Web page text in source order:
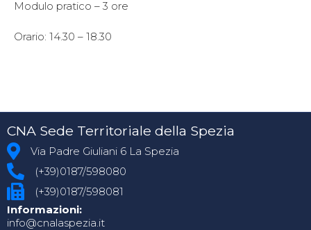
Modulo pratico – 3 ore
Orario: 14.30 – 18.30
CNA Sede Territoriale della Spezia
Via Padre Giuliani 6 La Spezia
(+39)0187/598080
(+39)0187/598081
Informazioni:
info@cnalaspezia.it